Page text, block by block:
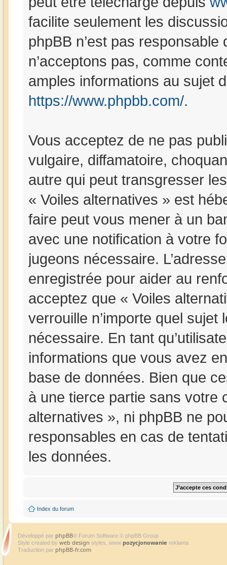
facilite seulement les
phpBB n’est pas
n’acceptons pas, comme
amples informations au sujet
https://www.phpbb.com/.
Vous acceptez de ne pas
vulgaire, diffamatoire,
autre qui peut transgresser
« Voiles alternatives » est
faire peut vous mener à un
avec une notification à votre
jugeons nécessaire.
enregistrée pour aider au
acceptez que « Voiles
verrouille n’importe quel
nécessaire. En tant
informations que vous avez
base de données. Bien que
à une tierce partie sans votre
alternatives », ni phpBB ne
responsables en cas de
les données.
Index du forum
Développé par phpBB® Forum Software © phpBB Group
Style created by web design styles, www pozycjonowanie reklama
Traduction par phpBB-fr.com